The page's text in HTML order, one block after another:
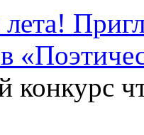
лета!
конкурс